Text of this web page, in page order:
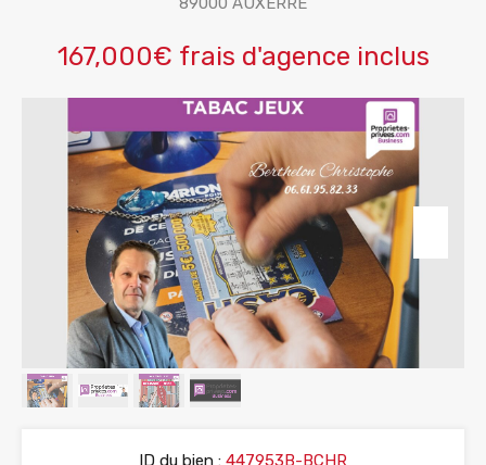
167,000€ frais d'agence inclus
ID du bien : 447953B-BCHR